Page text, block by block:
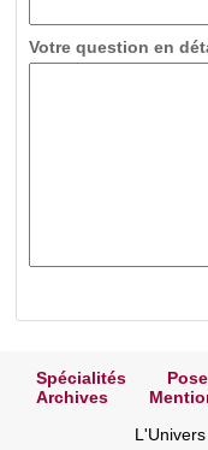
Votre question en
Spécialités
Archives